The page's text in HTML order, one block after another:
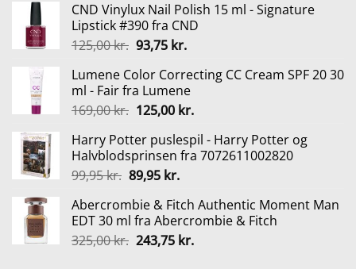
var:
1.199,00 kr..
er:
CND Vinylux Nail Polish 15 ml - Signature
Lipstick #390 fra CND
125,00kr. Den
pris
var:
125,00 kr..
93,75 kr.Den
pris
er:
93,75 kr..
Lumene Color Correcting CC Cream SPF 20 30
ml - Fair fra Lumene
169,00kr. Den
pris
var:
169,00 kr..
125,00 kr.Den
pris
er:
Harry Potter puslespil - Harry Potter og
Halvblodsprinsen fra 7072611002820
99,95kr. Den
pris
var:
99,95 kr..
89,95 kr.Den
pris
er:
89,95 kr..
Abercrombie & Fitch Authentic Moment Man
EDT 30 ml fra Abercrombie & Fitch
325,00kr. Den
243,75 kr.Den